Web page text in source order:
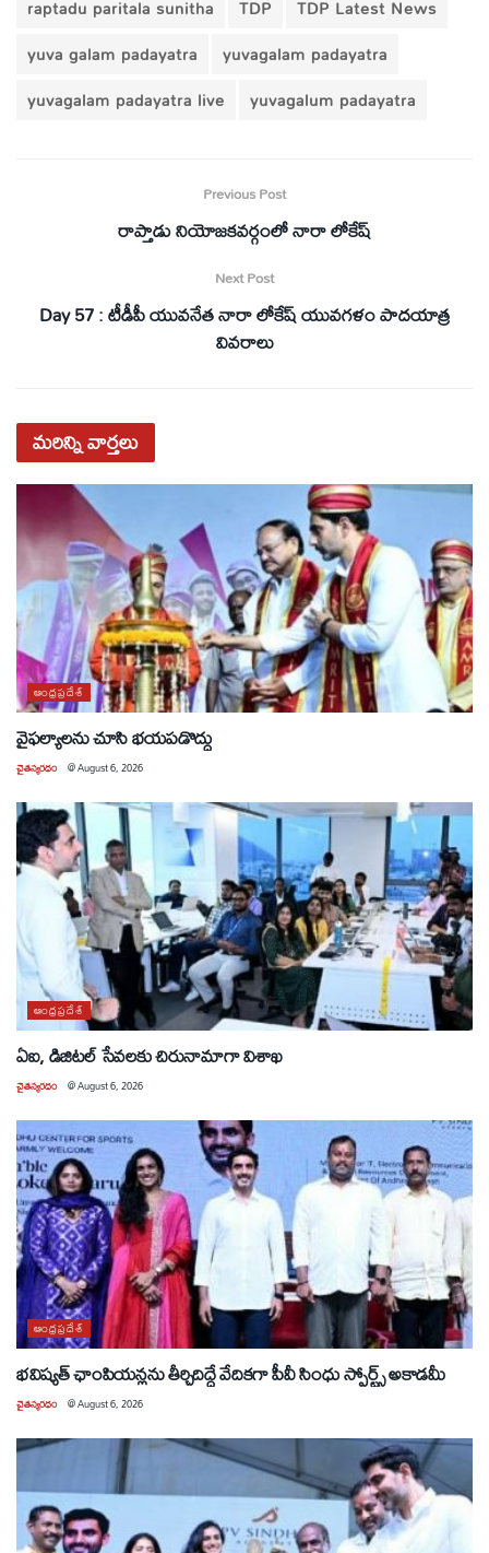
raptadu paritala sunitha
TDP
TDP Latest News
yuva galam padayatra
yuvagalam padayatra
yuvagalam padayatra live
yuvagalum padayatra
Previous Post
రాప్తాడు నియోజకవర్గంలో నారా లోకేష్
Next Post
Day 57 : టీడీపీ యువనేత నారా లోకేష్ యువగళం పాదయాత్ర
వివరాలు
మరిన్నివార్తలు
ఆంధ్రప్రదేశ్
వైఫల్యాలను చూసి భయపడొద్దు
చైతన్యరధం @August 6, 2026
ఆంధ్రప్రదేశ్
ఏఐ, డిజిటల్ సేవలకు చిరునామాగా విశాఖ
చైతన్యరధం @August 6, 2026
ఆంధ్రప్రదేశ్
భవిష్యత్ ఛాంపియన్లను తీర్చిదిద్దే వేదికగా పీవీ సింధు స్పోర్ట్స్ అకాడమీ
చైతన్యరధం @August 6, 2026